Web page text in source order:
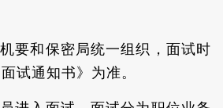
要和保密局统一组织，面试时
试通知书》为准。